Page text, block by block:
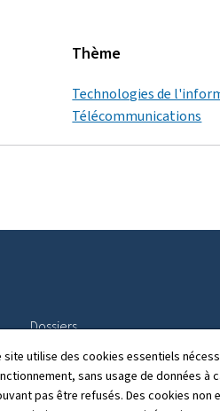
site utilise des cookies essentiels
sans usage de données à
pas être refusés. Des cookies non
Thème
Technologies de
Télécommunications
Dossiers
Axes stratégiques